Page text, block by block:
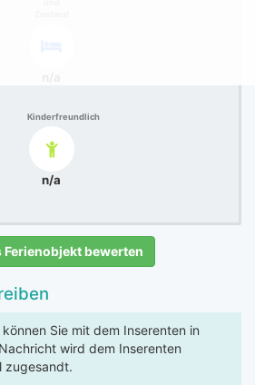
Kinderfreundlich
n/a
Ferienobjekt bewerten
Sie mit dem Inserenten in
wird dem Inserenten
zugesandt.